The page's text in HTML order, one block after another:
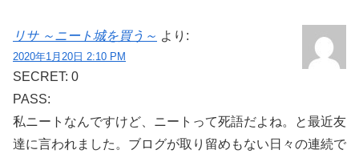
リサ ～ニート城を買う～ より:
2020年1月20日 2:10 PM
SECRET: 0
PASS:
私ニートなんですけど、ニートって死語だよね。と最近友
達に言われました。ブログが取り留めもない日々の連続で